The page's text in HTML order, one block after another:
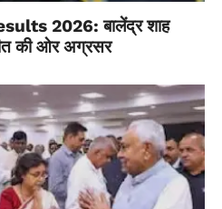
2026: बालेंद्र शाह
की ओर अग्रसर